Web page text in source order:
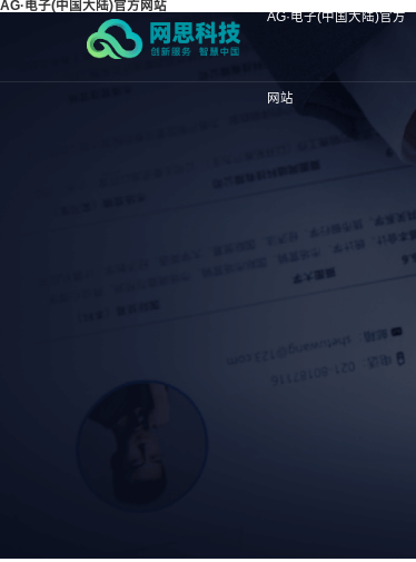
AG·电子(中国大陆)官方网站
AG·电子(中国大陆)官方
网站